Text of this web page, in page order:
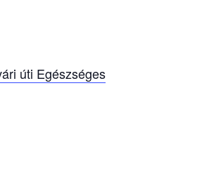
úti Egészséges